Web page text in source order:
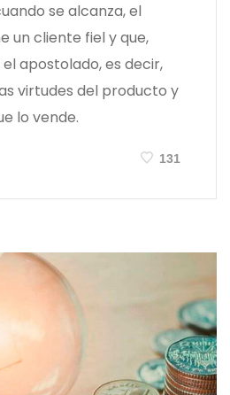
se alcanza, el
un cliente fiel y que,
apostolado, es decir,
virtudes del producto y
lo vende.
131